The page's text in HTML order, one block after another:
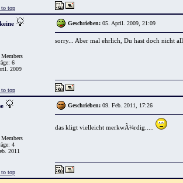
to top
6
2009
Geschrieben: 05. April. 2009, 21:09
sorry... Aber mal ehrlich, Du hast doch nicht
to top
4
2011
Geschrieben: 09. Feb. 2011, 17:26
das kligt vielleicht merkwÃ¼rdig.....
to top